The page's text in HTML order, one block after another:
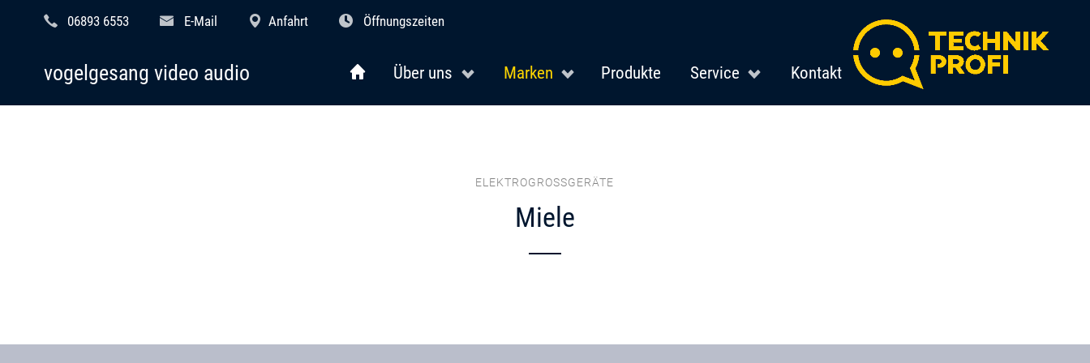
06893 6553 E-Mail Anfahrt Öffnungszeiten
Über uns Marken Produkte Service Kontakt
vogelgesang video audio
ELEKTROGROSSGERÄTE
Miele